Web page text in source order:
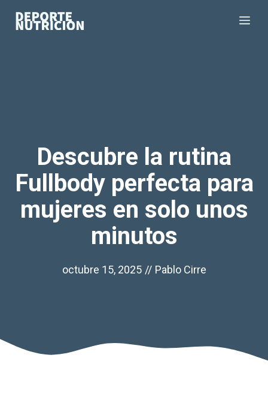
Descubre la rutina
Fullbody perfecta para
mujeres en solo unos
minutos
octubre 15, 2025 // Pablo Cirre